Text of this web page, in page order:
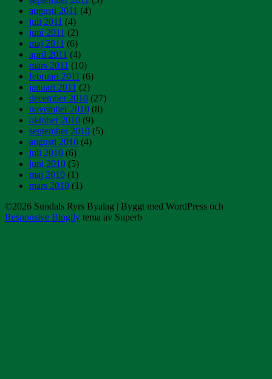
augusti 2011 (4)
juli 2011 (4)
juni 2011 (2)
maj 2011 (6)
april 2011 (4)
mars 2011 (10)
februari 2011 (6)
januari 2011 (2)
december 2010 (27)
november 2010 (8)
oktober 2010 (9)
september 2010 (5)
augusti 2010 (4)
juli 2010 (6)
juni 2010 (5)
maj 2010 (1)
mars 2010 (1)
©2026 Sundals Ryrs Byalag | Byggt med WordPress och
Responsive Blogily tema av Superb